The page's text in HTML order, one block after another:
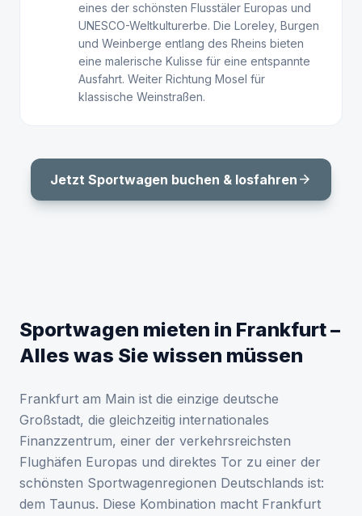
eines der schönsten Flusstäler Europas und
UNESCO-Weltkulturerbe. Die Loreley, Burgen
und Weinberge entlang des Rheins bieten
eine malerische Kulisse für eine entspannte
Ausfahrt. Weiter Richtung Mosel für
klassische Weinstraßen.
Jetzt Sportwagen buchen & losfahren arrow_forward
Sportwagen mieten in Frankfurt –
Alles was Sie wissen müssen
Frankfurt am Main ist die einzige deutsche
Großstadt, die gleichzeitig internationales
Finanzzentrum, einer der verkehrsreichsten
Flughäfen Europas und direktes Tor zu einer der
schönsten Sportwagenregionen Deutschlands ist:
dem Taunus. Diese Kombination macht Frankfurt